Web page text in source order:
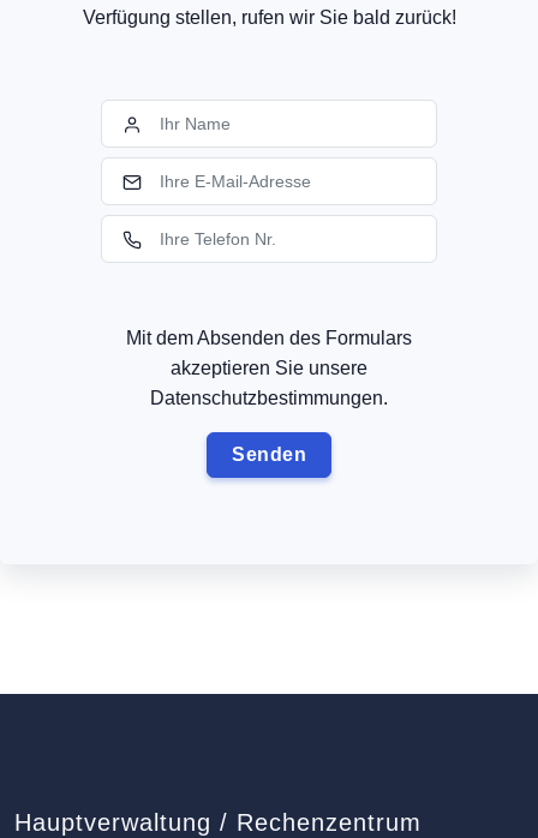
Verfügung stellen, rufen wir Sie bald zurück!
Mit dem Absenden des Formulars
akzeptieren Sie unsere
Datenschutzbestimmungen.
Hauptverwaltung / Rechenzentrum